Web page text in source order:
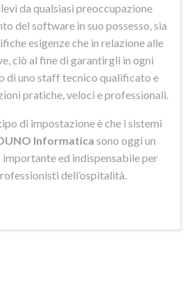
da qualsiasi preoccupazione
del software in suo possesso, sia
esigenze che in relazione alle
ciò al fine di garantirgli in ogni
di uno staff tecnico qualificato e
pratiche, veloci e professionali.
di impostazione è che i sistemi
Informatica sono oggi un
ed indispensabile per
dell’ospitalità.